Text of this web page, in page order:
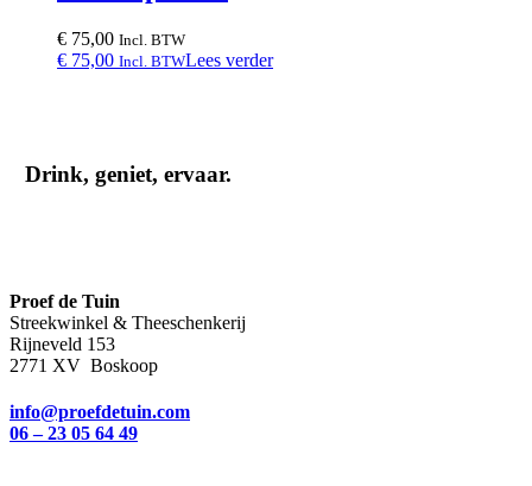
€ 75,00 Incl. BTW
€ 75,00 Incl. BTWLees verder
Drink, geniet, ervaar.
Proef de Tuin
Streekwinkel & Theeschenkerij
Rijneveld 153
2771 XV Boskoop
info@proefdetuin.com
06 – 23 05 64 49